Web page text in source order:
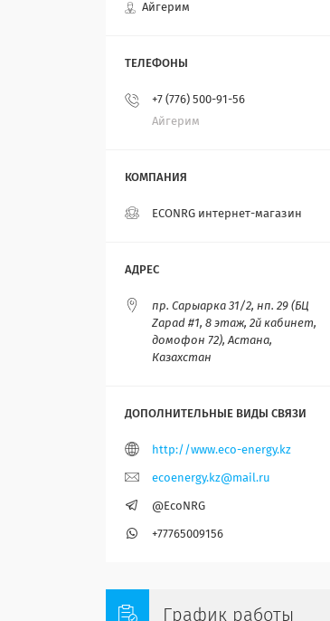
Айгерим
+7 (776) 500-91-56
Айгерим
ECONRG интернет-магазин
пр. Сарыарка 31/2, нп. 29 (БЦ
Zapad #1, 8 этаж, 2й кабинет,
домофон 72), Астана,
Казахстан
http://www.eco-energy.kz
ecoenergy.kz@mail.ru
@EcoNRG
+77765009156
График работы